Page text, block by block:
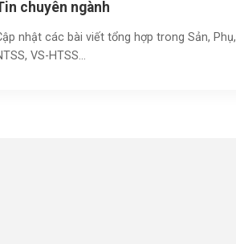
chuyên ngành
nhật các bài viết tổng hợp trong Sản, Phụ,
VS-HTSS...